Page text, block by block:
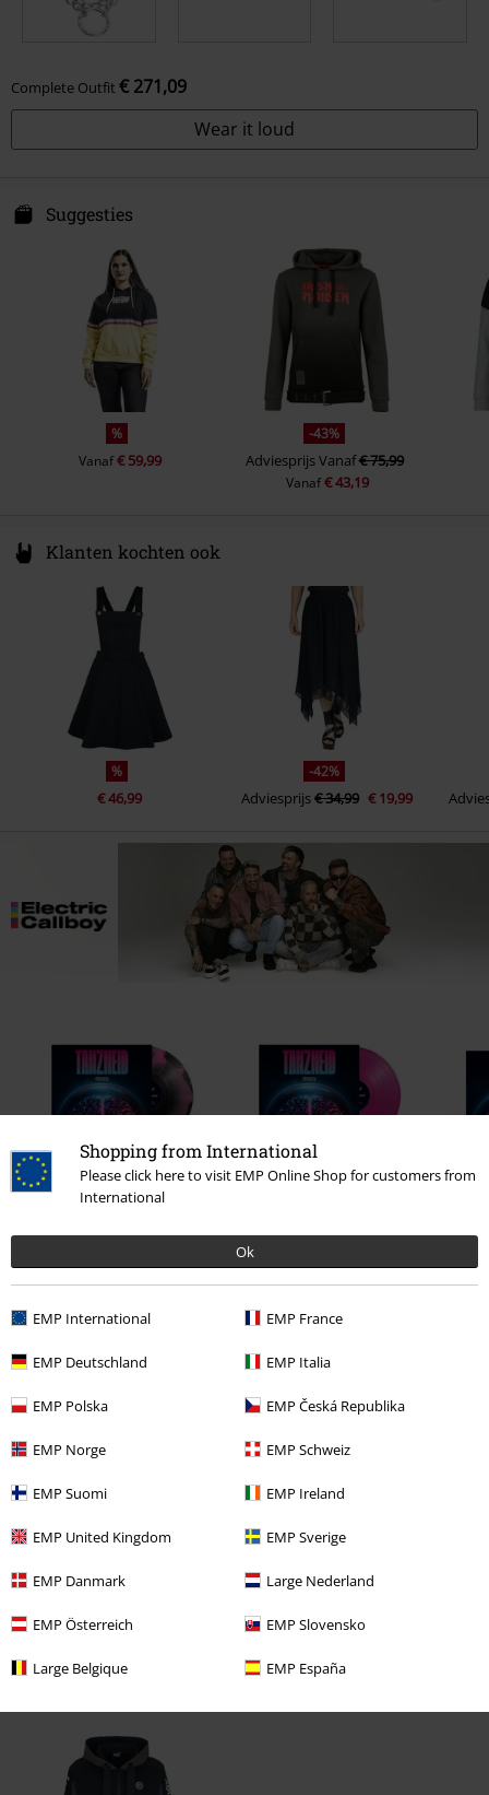
Shopping from International
Please click here to visit EMP Online Shop for customers from
International
Ok
EMP International EMP France
EMP Deutschland EMP Italia
EMP Polska EMP Česká Republika
EMP Norge EMP Schweiz
EMP Suomi EMP Ireland
EMP United Kingdom EMP Sverige
EMP Danmark Large Nederland
EMP Österreich EMP Slovensko
Large Belgique EMP España
Complete Outfit € 271,09
Wear it loud
Suggesties
%
Vanaf€ 59,99
-43%
AdviesprijsVanaf€ 75,99
Vanaf€ 43,19
Klanten kochten ook
%
€ 46,99
-42%
Adviesprijs€ 34,99 € 19,99
0 beoordelingen